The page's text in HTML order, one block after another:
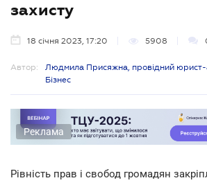
захисту
18 січня 2023, 17:20 5908
Автор:
Людмила Присяжна, провідний юрист-
Бізнес
Реклама
Рівність прав і свобод громадян